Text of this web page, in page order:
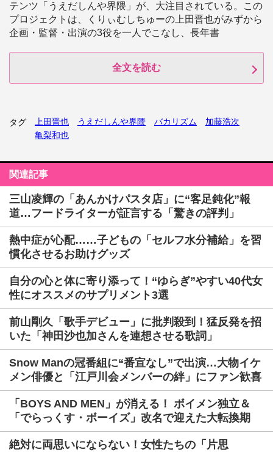
テンツ「うえだしんや界隈」が、大注目されている。この
プロジェクトは、くりぃむしちゅーの上田晋也がみずから
企画・監督・出演の3役を一人でこなし、長年書
全文を読む
タグ 上田晋也 うえだしんや界隈 バカリズム
加藤浩次
亀梨和也
関連記事
三山凌輝の「あんかけパスタ店」に“客足鈍化”報
道…フードライターが証言する「驚きの評判」
熱中症が心配……子どもの「セルフ水分補給」を習
慣化させるお助けグッズ
自分の心と体に寄り添って！“ゆらぎ”やすい40代女
性にオススメのサプリメント3選
前山剛久「歌手デビュー」に批判殺到！猛反発を招
いた「神田沙也加さんを連想させる歌詞」
Snow Manの冠番組に“番宣なし”で出演…大物イケ
メン俳優と「江戸川会メンバーの絆」にファン歓喜
「BOYS AND MEN」が消える！ ボイメン独立＆
「でらっくす・ボーイズ」改名で迎えた大転換期
絶対に両思いにならない！女性たちの「片思